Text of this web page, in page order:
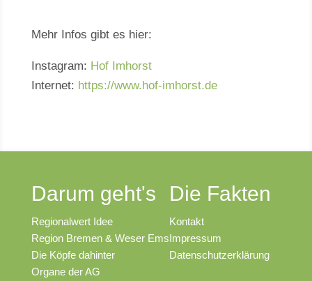
Mehr Infos gibt es hier:
Instagram: Hof Imhorst
Internet: https://www.hof-imhorst.de
Darum geht's
Regionalwert Idee
Region Bremen & Weser Ems
Die Köpfe dahinter
Organe der AG
Die Fakten
Kontakt
Impressum
Datenschutzerklärung